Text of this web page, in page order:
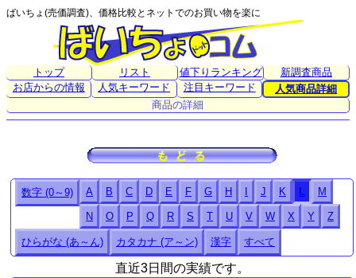
ばいちょ(売価調査)、価格比較とネットでのお買い物を楽に
トップ リスト 値下りランキング
新調査商品
お店からの情報
人気キーワード 注目キーワード
人気商品詳細
商品の詳細
数字 (0～9) A B C D E F G H J K L M
N O P Q R S T U V W X Y Z
ひらがな (あ～ん) カタカナ (ア～ン) 漢字 すべて
直近3日間の実績です。